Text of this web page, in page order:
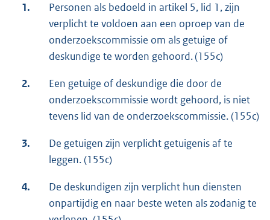
1.
Personen als bedoeld in artikel 5, lid 1, zijn
verplicht te voldoen aan een oproep van de
onderzoekscommissie om als getuige of
deskundige te worden gehoord. (155c)
2.
Een getuige of deskundige die door de
onderzoekscommissie wordt gehoord, is niet
tevens lid van de onderzoekscommissie. (155c)
3.
De getuigen zijn verplicht getuigenis af te
leggen. (155c)
4.
De deskundigen zijn verplicht hun diensten
onpartijdig en naar beste weten als zodanig te